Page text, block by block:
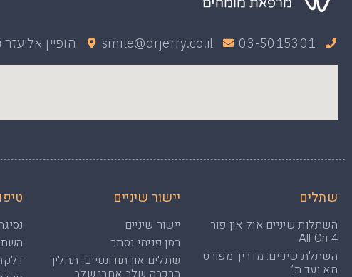
03-5015301
smile@drjerry.co.il הופיין אליעזר 50 חולון
שתלים
השתלות שיניים אול און פור
All On 4
השתלת שיניים: מדריך מפורט
מא ועד ת’
יישור שיניים
יישור שיניים
רסן פנימי נסתר
שתלים אורתודונטיים: תהליך